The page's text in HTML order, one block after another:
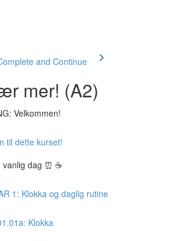
and Continue
mer! (A2)
Velkommen!
til dette kurset!
dag ⏰ ☕️
1: Klokka og daglig rutine
Klokka